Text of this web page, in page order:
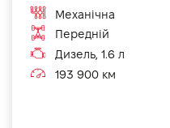
Механічна
Передній
Дизель, 1.6 л
193 900 км